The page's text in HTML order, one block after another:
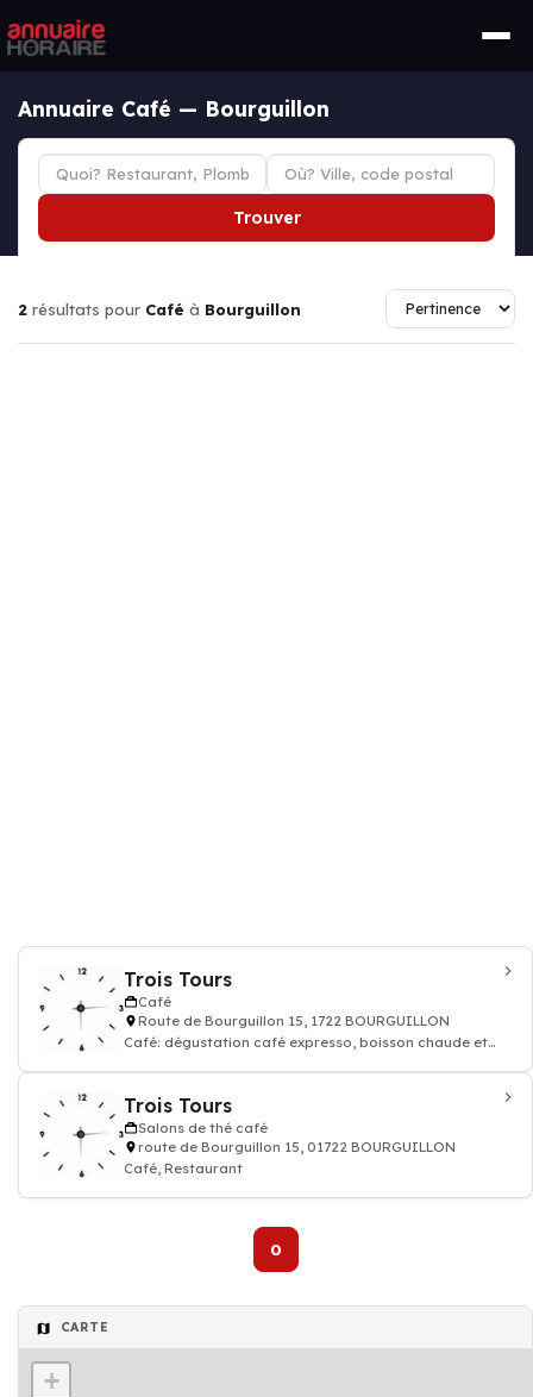
Annuaire Café — Bourguillon
Trouver
2 résultats pour Café à Bourguillon
Trois Tours
Café
Route de Bourguillon 15, 1722 BOURGUILLON
Café: dégustation café expresso, boisson chaude et
Trois Tours
Salons de thé café
route de Bourguillon 15, 01722 BOURGUILLON
Café, Restaurant
0
CARTE
+